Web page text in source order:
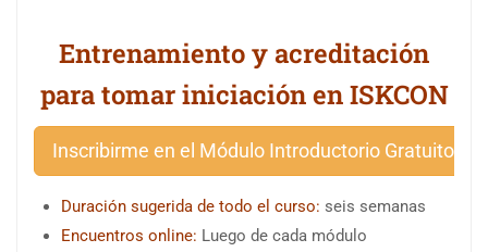
Entrenamiento y acreditación
para tomar iniciación en ISKCON
Inscribirme en el Módulo Introductorio Gratuito
Duración sugerida de todo el curso: seis semanas
Encuentros online: Luego de cada módulo